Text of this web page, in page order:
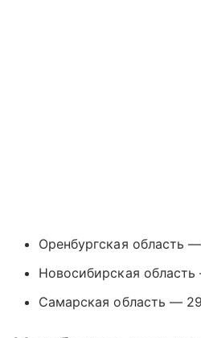
Оренбургская область
Новосибирская область
Самарская область —